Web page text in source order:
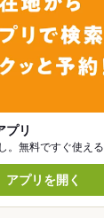
プリ
。無料ですぐ使える
アプリを開く